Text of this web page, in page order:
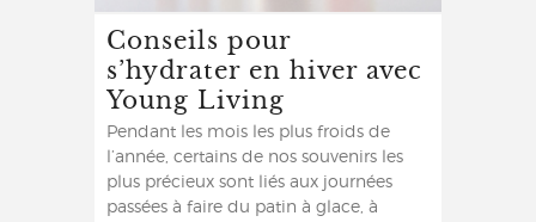
Conseils pour
s’hydrater en hiver avec
Young Living
Pendant les mois les plus froids de
l’année, certains de nos souvenirs les
plus précieux sont liés aux journées
passées à faire du patin à glace, à